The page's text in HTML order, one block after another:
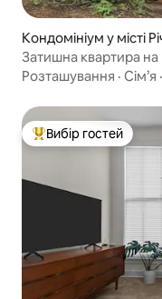
Кондомініум у місті
Затишна квартира
та 2 ванними
Розташування · Сім’я ·
Топ вибір гостей
Вибір гостей